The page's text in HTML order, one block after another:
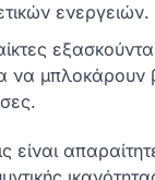
ενεργειών.
να μπλοκάρουν
είναι